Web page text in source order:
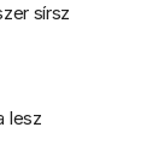
sírsz
lesz